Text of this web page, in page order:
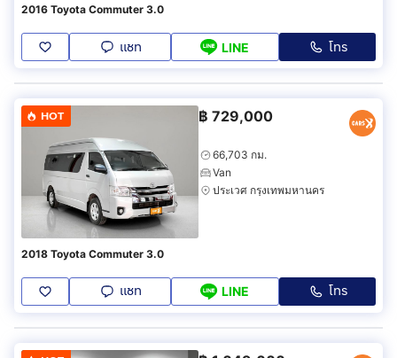
2016 Toyota Commuter 3.0
แชท LINE โทร
HOT ฿ 729,000
66,703 กม.
Van
ประเวศ กรุงเทพมหานคร
2018 Toyota Commuter 3.0
แชท LINE โทร